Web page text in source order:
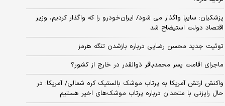
پزشکیان: سایپا واگذار می شود/ ایران‌خودرو را که واگذار کردیم، وزیر
اقتصاد دولت استیضاح شد
توئیت جدید محسن رضایی درباره بازشدن تنگه هرمز
ماجرای اقامت پسر محمدباقر ذوالقدر در خارج از کشور؟
واکنش ارتش آمریکا به پرتاب موشک بالستیک کره شمالی/ آمریکا: در
حال رایزنی با متحدان درباره پرتاب موشک‌های اخیر هستیم